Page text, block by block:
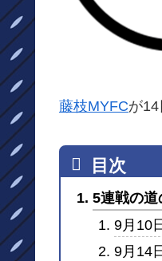
藤枝MYFCが
5連戦の道
9月10
9月14